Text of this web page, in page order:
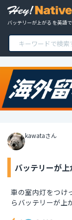
バッテリーが上がる を英語
kawataさん
バッテリーが
車の室内灯をつけ
らバッテリーが上